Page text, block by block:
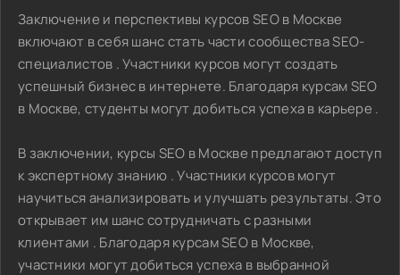
Заключение и перспективы курсов SEO в Москве
включают в себя шанс стать части сообщества SEO-
специалистов . Участники курсов могут создать
успешный бизнес в интернете. Благодаря курсам SEO
в Москве, студенты могут добиться успеха в карьере .
В заключении, курсы SEO в Москве предлагают доступ
к экспертному знанию . Участники курсов могут
научиться анализировать и улучшать результаты. Это
открывает им шанс сотрудничать с разными
клиентами . Благодаря курсам SEO в Москве,
участники могут добиться успеха в выбранной